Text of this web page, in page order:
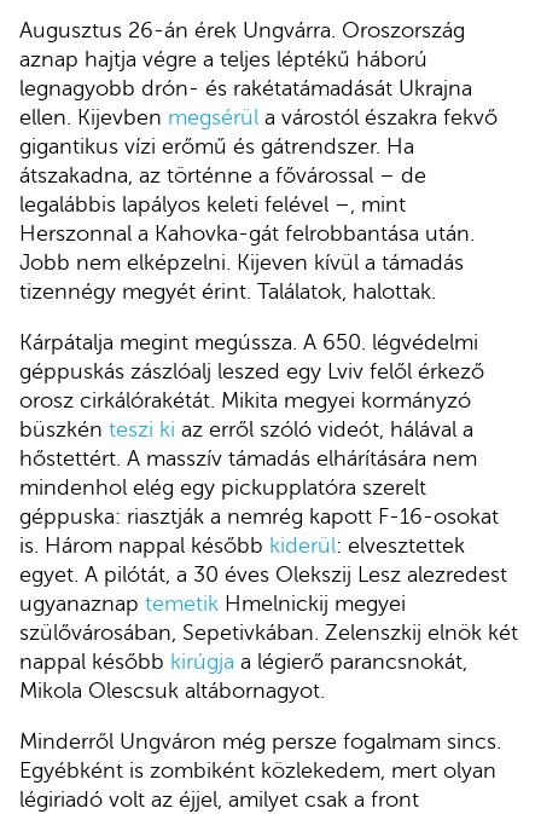
Augusztus 26-án érek Ungvárra. Oroszország
aznap hajtja végre a teljes léptékű háború
legnagyobb drón- és rakétatámadását Ukrajna
ellen. Kijevben megsérül a várostól északra fekvő
gigantikus vízi erőmű és gátrendszer. Ha
átszakadna, az történne a fővárossal – de
legalábbis lapályos keleti felével –, mint
Herszonnal a Kahovka-gát felrobbantása után.
Jobb nem elképzelni. Kijeven kívül a támadás
tizennégy megyét érint. Találatok, halottak.
Kárpátalja megint megússza. A 650. légvédelmi
géppuskás zászlóalj leszed egy Lviv felől érkező
orosz cirkálórakétát. Mikita megyei kormányzó
büszkén teszi ki az erről szóló videót, hálával a
hőstettért. A masszív támadás elhárítására nem
mindenhol elég egy pickupplatóra szerelt
géppuska: riasztják a nemrég kapott F-16-osokat
is. Három nappal később kiderül: elvesztettek
egyet. A pilótát, a 30 éves Olekszij Lesz alezredest
ugyanaznap temetik Hmelnickij megyei
szülővárosában, Sepetivkában. Zelenszkij elnök két
nappal később kirúgja a légierő parancsnokát,
Mikola Olescsuk altábornagyot.
Minderről Ungváron még persze fogalmam sincs.
Egyébként is zombiként közlekedem, mert olyan
légiriadó volt az éjjel, amilyet csak a front